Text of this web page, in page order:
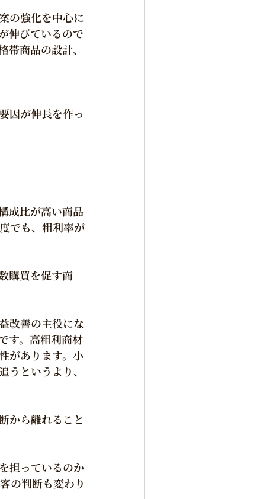
の強化を中心に
伸びているので
商品の設計、
因が伸長を作っ
成比が高い商品
でも、粗利率が
購買を促す商
改善の主役にな
す。高粗利商材
があります。小
というより、
から離れること
担っているのか
の判断も変わり